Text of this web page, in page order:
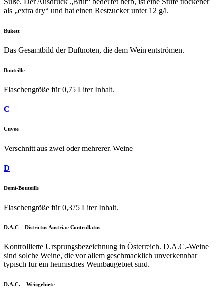
Süße. Der Ausdruck „Brut“ bedeutet herb, ist eine Stufe trockener
als „extra dry“ und hat einen Restzucker unter 12 g/l.
Bukett
Das Gesamtbild der Duftnoten, die dem Wein entströmen.
Bouteille
Flaschengröße für 0,75 Liter Inhalt.
C
Cuvee
Verschnitt aus zwei oder mehreren Weine
D
Demi-Bouteille
Flaschengröße für 0,375 Liter Inhalt.
D.A.C – Districtus Austriae Controllatus
Kontrollierte Ursprungsbezeichnung in Österreich. D.A.C.-Weine
sind solche Weine, die vor allem geschmacklich unverkennbar
typisch für ein heimisches Weinbaugebiet sind.
D.A.C. – Weingebiete